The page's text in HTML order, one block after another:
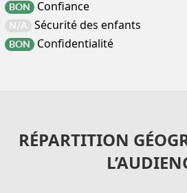
BON Confiance
N/A Sécurité des enfants
BON Confidentialité
RÉPARTITION